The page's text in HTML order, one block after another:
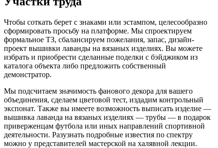
Чтобы соткать берет с знаками или эстампом, целесообразно
сформировать просьбу на платформе. Мы спроектируем
формальное ТЗ, сбалансируем пожелания, запас, дизайн-
проект вышивки лаванды на вязаных изделиях. Вы можете
избрать и приобрести сделанные поделки с бэйджиком из
каталога объекта либо предложить собственный
демонстратор.
Мы подсчитаем значимость фанового декора для вашего
объединения, сделаем цветовой тест, издадим контрольный
экспонат. Также вы имеете возможность выписать изделие —
вышивка лаванда на вязаных изделиях — трубы — в подарок
приверженцам футбола или иных направлений спортивной
деятельности. Разузнать подробные известия по спектру
можно у представителей мастерской на халявной лекции.